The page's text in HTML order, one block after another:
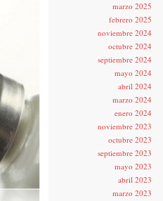
marzo 2025
febrero 2025
noviembre 2024
octubre 2024
septiembre 2024
mayo 2024
abril 2024
marzo 2024
enero 2024
noviembre 2023
octubre 2023
septiembre 2023
mayo 2023
abril 2023
marzo 2023